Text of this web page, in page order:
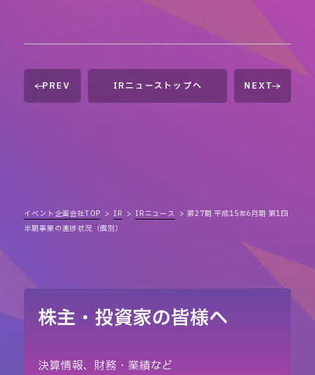
PREV IRニューストップへ NEXT
イベント企画会社TOP IR IRニュース
第27期 平成15年6月期 第1四
半期事業の進捗状況（個別）
株主・投資家の皆様へ
決算情報、財務・業績など